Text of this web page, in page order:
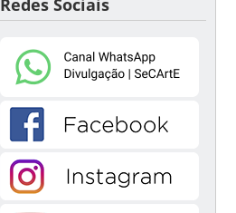
Redes Sociais